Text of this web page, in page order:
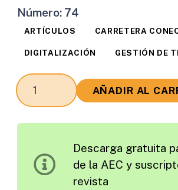
Número: 74
ARTÍCULOS CARRETERA
DIGITALIZACIÓN GESTIÓN DE
Gestión
y
AÑADIR AL
Descarga gratuita
de la AEC y
revista